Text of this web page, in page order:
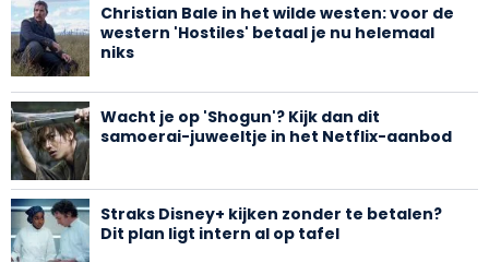
Christian Bale in het wilde westen: voor de
western 'Hostiles' betaal je nu helemaal
niks
Wacht je op 'Shogun'? Kijk dan dit
samoerai-juweeltje in het Netflix-aanbod
Straks Disney+ kijken zonder te betalen?
Dit plan ligt intern al op tafel